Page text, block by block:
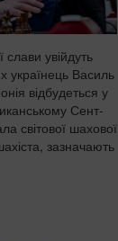
слави увійдуть
українець Василь
відбудеться у
Сент-
світової шахової
зазначають